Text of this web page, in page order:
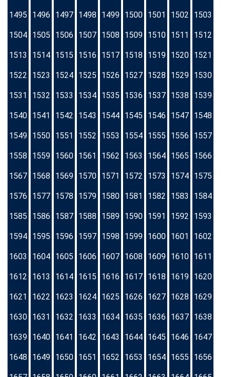
1495 1496 1497 1498 1499 1500 1501 1502 1503
1504 1505 1506 1507 1508 1509 1510 1511 1512
1513 1514 1515 1516 1517 1518 1519 1520 1521
1522 1523 1524 1525 1526 1527 1528 1529 1530
1531 1532 1533 1534 1535 1536 1537 1538 1539
1540 1541 1542 1543 1544 1545 1546 1547 1548
1549 1550 1551 1552 1553 1554 1555 1556 1557
1558 1559 1560 1561 1562 1563 1564 1565 1566
1567 1568 1569 1570 1571 1572 1573 1574 1575
1576 1577 1578 1579 1580 1581 1582 1583 1584
1585 1586 1587 1588 1589 1590 1591 1592 1593
1594 1595 1596 1597 1598 1599 1600 1601 1602
1603 1604 1605 1606 1607 1608 1609 1610 1611
1612 1613 1614 1615 1616 1617 1618 1619 1620
1621 1622 1623 1624 1625 1626 1627 1628 1629
1630 1631 1632 1633 1634 1635 1636 1637 1638
1639 1640 1641 1642 1643 1644 1645 1646 1647
1648 1649 1650 1651 1652 1653 1654 1655 1656